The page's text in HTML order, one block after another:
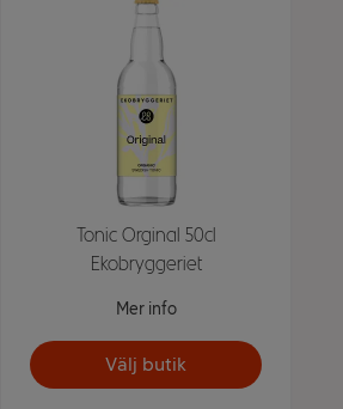
Tonic Orginal 50cl
Ekobryggeriet
Mer info
Välj butik